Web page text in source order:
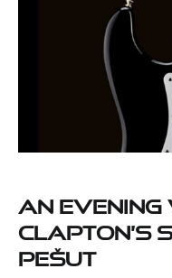
An
Clapton’s
Pešut